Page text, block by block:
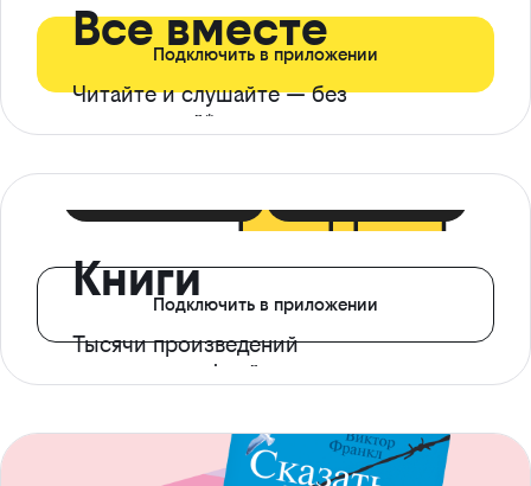
Все вместе
Читайте и слушайте — без
ограничений*
Подключить в приложении
Книги
Тысячи произведений
с доступом офлайн
Подключить в приложении